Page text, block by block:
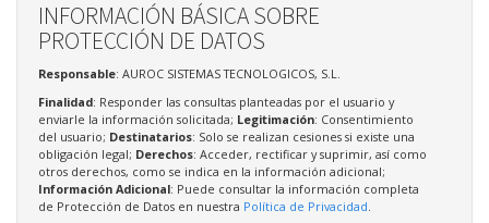
INFORMACIÓN BÁSICA SOBRE
PROTECCIÓN DE DATOS
Responsable: AUROC SISTEMAS TECNOLOGICOS, S.L.
Finalidad: Responder las consultas planteadas por el usuario y
enviarle la información solicitada; Legitimación: Consentimiento
del usuario; Destinatarios: Solo se realizan cesiones si existe una
obligación legal; Derechos: Acceder, rectificar y suprimir, así como
otros derechos, como se indica en la información adicional;
Información Adicional: Puede consultar la información completa
de Protección de Datos en nuestra Política de Privacidad.